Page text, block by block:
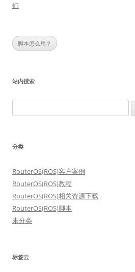
们
脚本怎么用？
站内搜索
索：
分类
RouterOS(ROS)客户案例
RouterOS(ROS)教程
RouterOS(ROS)相关资源下载
RouterOS(ROS)脚本
未分类
标签云